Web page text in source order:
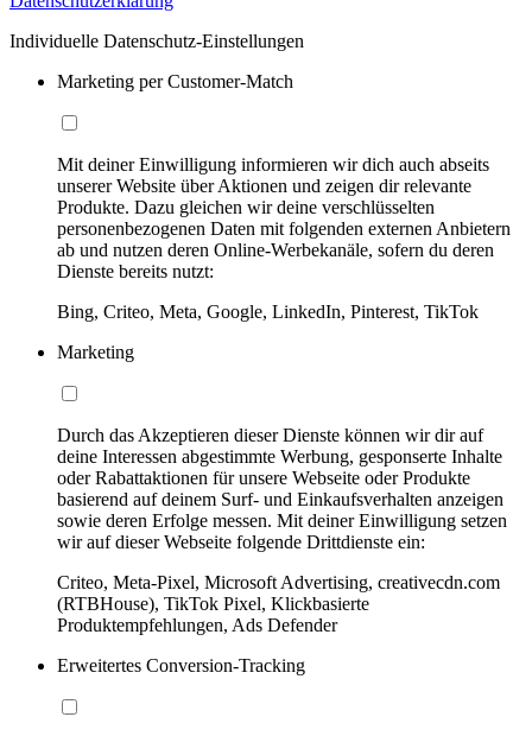
Individuelle Datenschutz-Einstellungen
Marketing per Customer-Match
Mit deiner Einwilligung informieren wir dich auch abseits
unserer Website über Aktionen und zeigen dir relevante
Produkte. Dazu gleichen wir deine verschlüsselten
personenbezogenen Daten mit folgenden externen Anbietern
ab und nutzen deren Online-Werbekanäle, sofern du deren
Dienste bereits nutzt:
Bing, Criteo, Meta, Google, LinkedIn, Pinterest, TikTok
Marketing
Durch das Akzeptieren dieser Dienste können wir dir auf
deine Interessen abgestimmte Werbung, gesponserte Inhalte
oder Rabattaktionen für unsere Webseite oder Produkte
basierend auf deinem Surf- und Einkaufsverhalten anzeigen
sowie deren Erfolge messen. Mit deiner Einwilligung setzen
wir auf dieser Webseite folgende Drittdienste ein:
Criteo, Meta-Pixel, Microsoft Advertising, creativecdn.com
(RTBHouse), TikTok Pixel, Klickbasierte
Produktempfehlungen, Ads Defender
Erweitertes Conversion-Tracking